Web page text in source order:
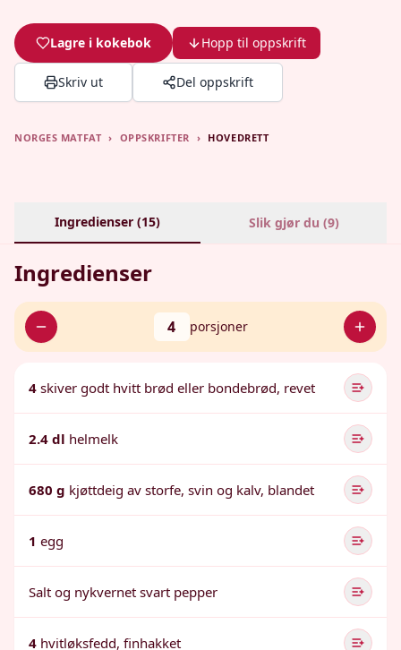
Lagre i kokebok Hopp til oppskrift
Skriv ut Del oppskrift
NORGES MATFAT › OPPSKRIFTER › HOVEDRETT
Ingredienser (15) Slik gjør du (9)
Ingredienser
4 porsjoner
4 skiver godt hvitt brød eller bondebrød, revet
2.4 dl helmelk
680 g kjøttdeig av storfe, svin og kalv, blandet
1 egg
Salt og nykvernet svart pepper
4 hvitløksfedd, finhakket